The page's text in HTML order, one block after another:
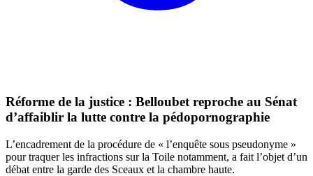
Réforme de la justice : Belloubet reproche au Sénat
d’affaiblir la lutte contre la pédopornographie
L’encadrement de la procédure de « l’enquête sous pseudonyme »
pour traquer les infractions sur la Toile notamment, a fait l’objet d’un
débat entre la garde des Sceaux et la chambre haute.